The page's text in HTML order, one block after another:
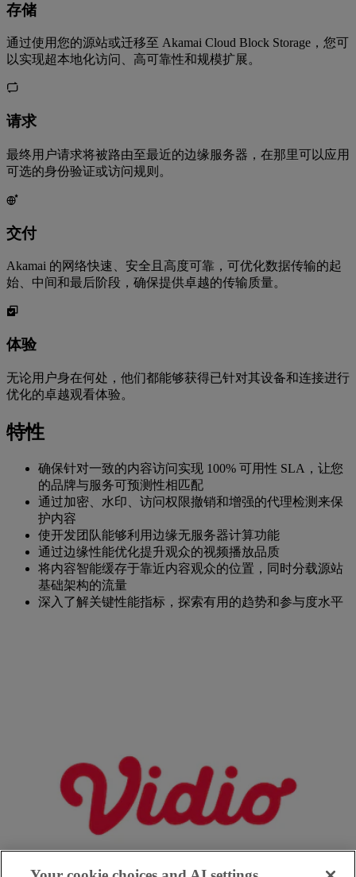
存储
通过使用您的源站或迁移至 Akamai Cloud Block Storage，您可
以实现超本地化访问、高可靠性和规模扩展。
请求
最终用户请求将被路由至最近的边缘服务器，在那里可以应用
可选的身份验证或访问规则。
交付
Akamai 的网络快速、安全且高度可靠，可优化数据传输的起
始、中间和最后阶段，确保提供卓越的传输质量。
体验
无论用户身在何处，他们都能够获得已针对其设备和连接进行
优化的卓越观看体验。
特性
确保针对一致的内容访问实现 100% 可用性 SLA，让您
的品牌与服务可预测性相匹配
通过加密、水印、访问权限撤销和增强的代理检测来保
护内容
使开发团队能够利用边缘无服务器计算功能
通过边缘性能优化提升观众的视频播放品质
将内容智能缓存于靠近内容观众的位置，同时分载源站
基础架构的流量
深入了解关键性能指标，探索有用的趋势和参与度水平